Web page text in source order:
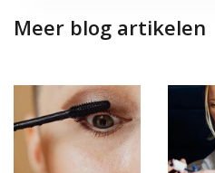
Meer blog artikelen